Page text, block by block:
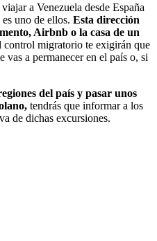
a Venezuela desde España
uno de ellos. Esta dirección
Airbnb o la casa de un
control migratorio te exigirán que
vas a permanecer en el país o, si
del país y pasar unos
tendrás que informar a los
de dichas excursiones.